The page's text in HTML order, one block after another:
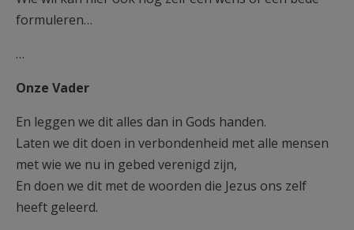
formuleren…
…
Onze Vader
En leggen we dit alles dan in Gods handen.
Laten we dit doen in verbondenheid met alle mensen
met wie we nu in gebed verenigd zijn,
En doen we dit met de woorden die Jezus ons zelf
heeft geleerd.